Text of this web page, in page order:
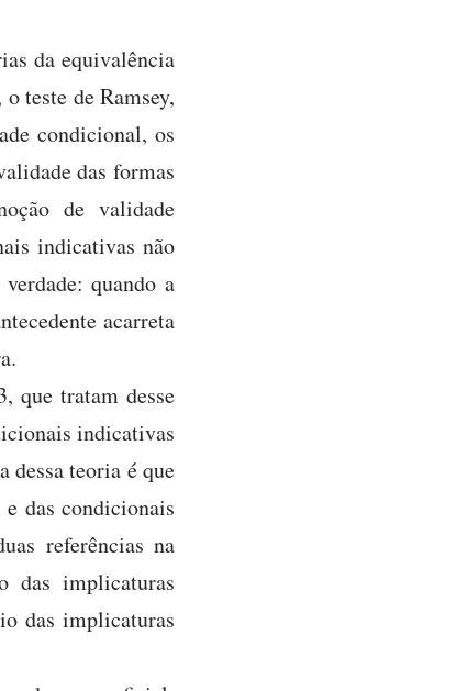
da equivalência
teste de Ramsey,
condicional, os
das formas
de validade
indicativas não
quando a
acarreta
que tratam desse
indicativas
dessa teoria é que
das condicionais
referências na
das implicaturas
das implicaturas